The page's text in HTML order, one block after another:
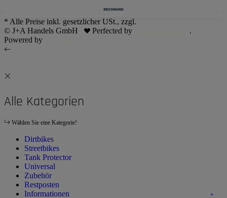
* Alle Preise inkl. gesetzlicher USt., zzgl.
© J+A Handels GmbH
Perfected by
.
Powered by
Alle Kategorien
Wählen Sie eine Kategorie!
Dirtbikes
Streetbikes
Tank Protector
Universal
Zubehör
Restposten
Informationen